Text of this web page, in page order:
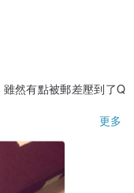
更多